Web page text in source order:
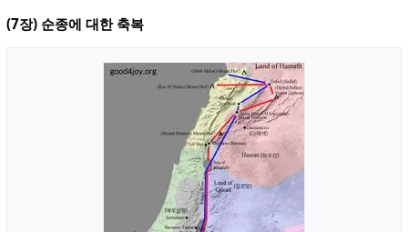
(7장) 순종에 대한 축복